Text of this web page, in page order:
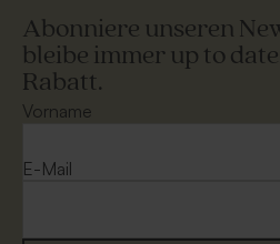
Abonniere unseren
bleibe immer up to
Rabatt.
Vorname
E-Mail